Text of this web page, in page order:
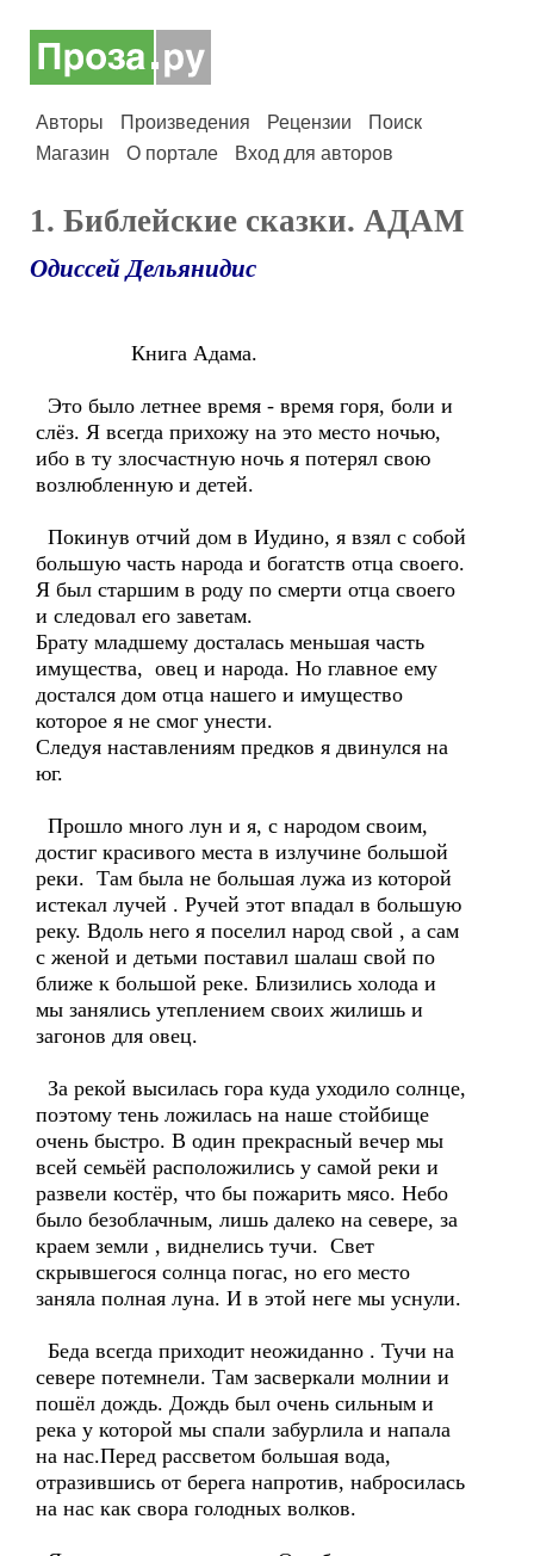
Авторы Произведения Рецензии
Поиск
Магазин
О портале Вход для авторов
1. Библейские сказки. АДАМ
Одиссей Дельянидис
Книга Адама.
Это было летнее время - время горя, боли и
слёз. Я всегда прихожу на это место ночью,
ибо в ту злосчастную ночь я потерял свою
возлюбленную и детей.
Покинув отчий дом в Иудино, я взял с собой
большую часть народа и богатств отца своего.
Я был старшим в роду по смерти отца своего
и следовал его заветам.
Брату младшему досталась меньшая часть
имущества, овец и народа. Но главное ему
достался дом отца нашего и имущество
которое я не смог унести.
Следуя наставлениям предков я двинулся на
юг.
Прошло много лун и я, с народом своим,
достиг красивого места в излучине большой
реки. Там была не большая лужа из которой
истекал лучей . Ручей этот впадал в большую
реку. Вдоль него я поселил народ свой , а сам
с женой и детьми поставил шалаш свой по
ближе к большой реке. Близились холода и
мы занялись утеплением своих жилишь и
загонов для овец.
За рекой высилась гора куда уходило солнце,
поэтому тень ложилась на наше стойбище
очень быстро. В один прекрасный вечер мы
всей семьёй расположились у самой реки и
развели костёр, что бы пожарить мясо. Небо
было безоблачным, лишь далеко на севере, за
краем земли , виднелись тучи. Свет
скрывшегося солнца погас, но его место
заняла полная луна. И в этой неге мы уснули.
Беда всегда приходит неожиданно . Тучи на
севере потемнели. Там засверкали молнии и
пошёл дождь. Дождь был очень сильным и
река у которой мы спали забурлила и напала
на нас.Перед рассветом большая вода,
отразившись от берега напротив, набросилась
на нас как свора голодных волков.